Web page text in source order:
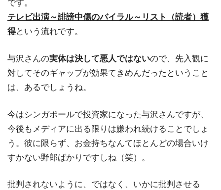
です。
テレビ出演～誹謗中傷のバイラル～リスト（読者）獲
得という流れです。
与沢さんの実体は決して悪人ではないので、先入観に
対してそのギャップが効果てきめんだったということ
は、あるでしょうね。
今はシンガポールで投資家になった与沢さんですが、
今後もメディアに出る限りは嫌われ続けることでしょ
う。彼に限らず、お金持ちなんてほとんどの場合いけ
すかない野郎ばかりですしね（笑）。
批判されないように、ではなく、いかに批判させる